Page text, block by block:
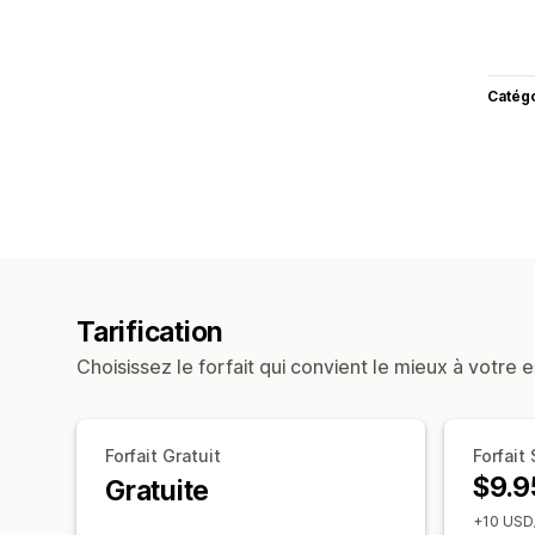
Tarification
Choisissez le forfait qui convient le mieux à votre
Forfait Gratuit
Gratuite
Forfait
+10